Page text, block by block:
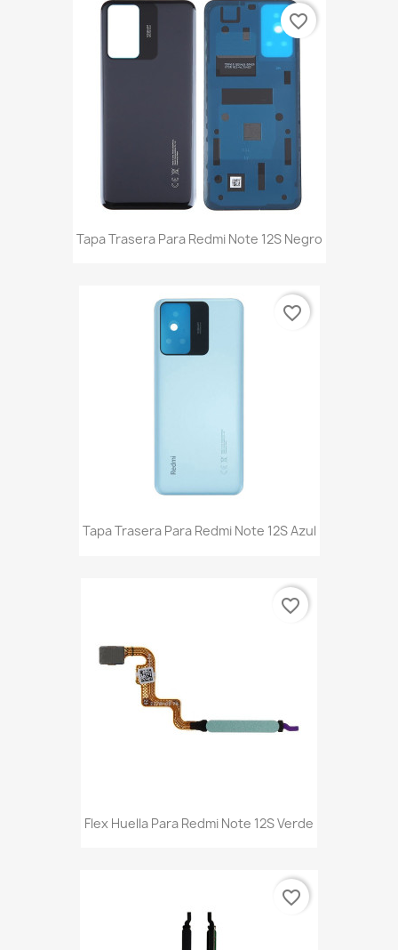
Tapa Trasera Para Redmi Note 12S Negro
favorite_border
Tapa Trasera Para Redmi Note 12S Azul
favorite_border
Flex Huella Para Redmi Note 12S Verde
favorite_border
favorite_border